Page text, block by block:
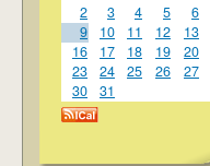
2
3 4 5 6
9
10 11 12 13
16
17 18 19 20
23
24 25 26 27
30
31